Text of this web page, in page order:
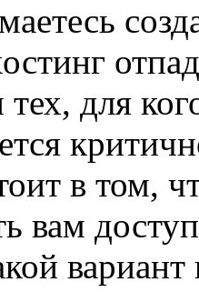
для
в том,
вам